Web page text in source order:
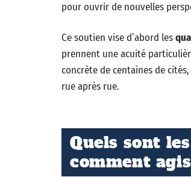
pour ouvrir de nouvelles
Ce soutien vise d’abord les
prennent une acuité
concrète de centaines de
rue après rue.
Quels sont
comment